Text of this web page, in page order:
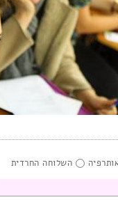
השלוחה החרדית